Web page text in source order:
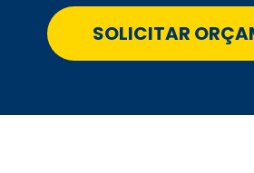
SOLICITAR